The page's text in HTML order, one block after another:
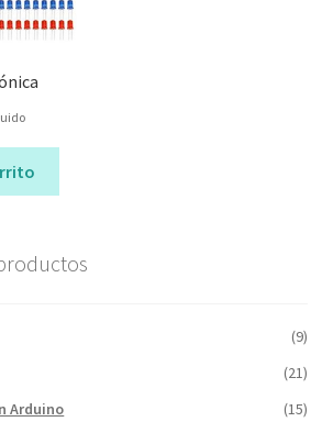
(9)
(21)
Arduino
(15)